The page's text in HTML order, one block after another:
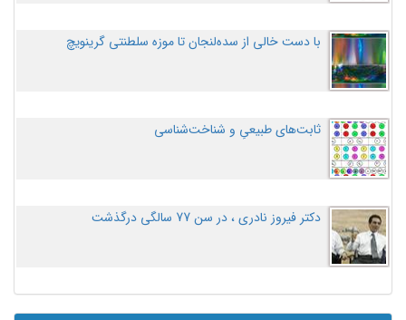
با دست خالی از سده‌لنجان تا موزه سلطنتی گرینویچ
ثابت‌های طبیعیِ و شناخت‌شناسی
دکتر فیروز نادری ، در سن 77 سالگی درگذشت